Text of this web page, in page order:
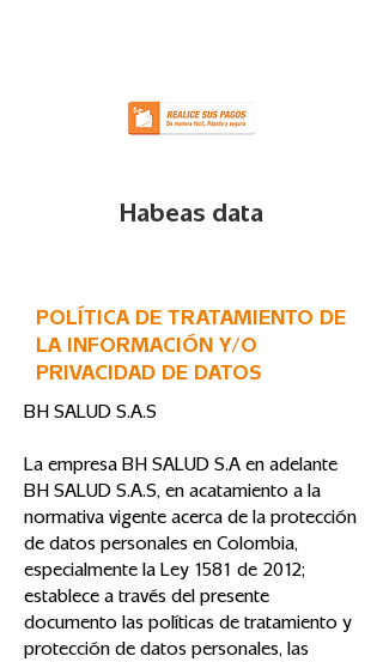
Habeas data
POLÍTICA DE TRATAMIENTO DE
LA INFORMACIÓN Y/O
PRIVACIDAD DE DATOS
BH SALUD S.A.S
La empresa BH SALUD S.A en adelante
BH SALUD S.A.S, en acatamiento a la
normativa vigente acerca de la protección
de datos personales en Colombia,
especialmente la Ley 1581 de 2012;
establece a través del presente
documento las políticas de tratamiento y
protección de datos personales, las